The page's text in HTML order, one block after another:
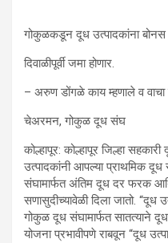
गोकुळकडून दूध उत्पादकांना बोनस
दिवाळीपूर्वी जमा होणार.
– अरुण डोंगळे काय म्हणाले व वाचा
चेअरमन, गोकुळ दूध संघ
कोल्हापूर: कोल्हापूर जिल्हा
उत्पादकांनी आपल्या प्राथमिक
संघामार्फत अंतिम दूध दर फरक
सणासुदीच्यावेळी दिला जातो.
गोकुळ दूध संघामार्फत सातत्याने दूध
योजना प्रभावीपणे राबवून “दूध